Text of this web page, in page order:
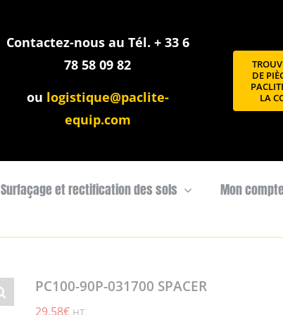
Contactez-nous au Tél. + 33 6
78 58 09 82
ou logistique@paclite-
equip.com
DE
LA
Surfaçage et rectification des sols Mon
PC100-90P-031700 SPACER
29,58€ HT